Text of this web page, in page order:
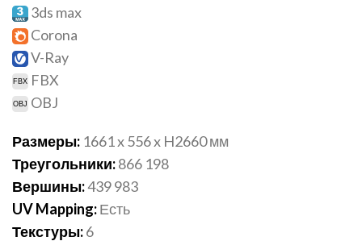
3ds max
Corona
V-Ray
FBX
OBJ
Размеры: 1661 x 556 x H2660мм
Треугольники:866 198
Вершины:439 983
UV Mapping:Есть
Текстуры:6